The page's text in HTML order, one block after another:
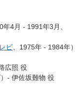
4月 - 1991年3月、
ビ、1975年 - 1984年）
広照 役
- 伊佐坂難物 役